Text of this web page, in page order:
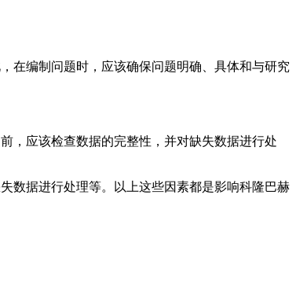
在编制问题时，应该确保问题明确、具体和与研究
，应该检查数据的完整性，并对缺失数据进行处
数据进行处理等。以上这些因素都是影响科隆巴赫